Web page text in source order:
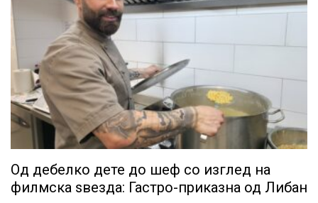
Од дебелко дете до шеф со изглед на
филмска ѕвезда: Гастро-приказна од Либан